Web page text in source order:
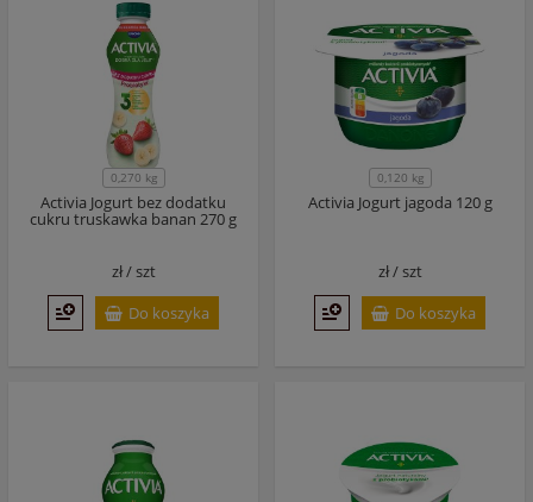
0,270 kg
Activia Jogurt bez dodatku
cukru truskawka banan 270 g
zł /szt
Do koszyka
0,120 kg
Activia Jogurt jagoda 120 g
zł /szt
Do koszyka